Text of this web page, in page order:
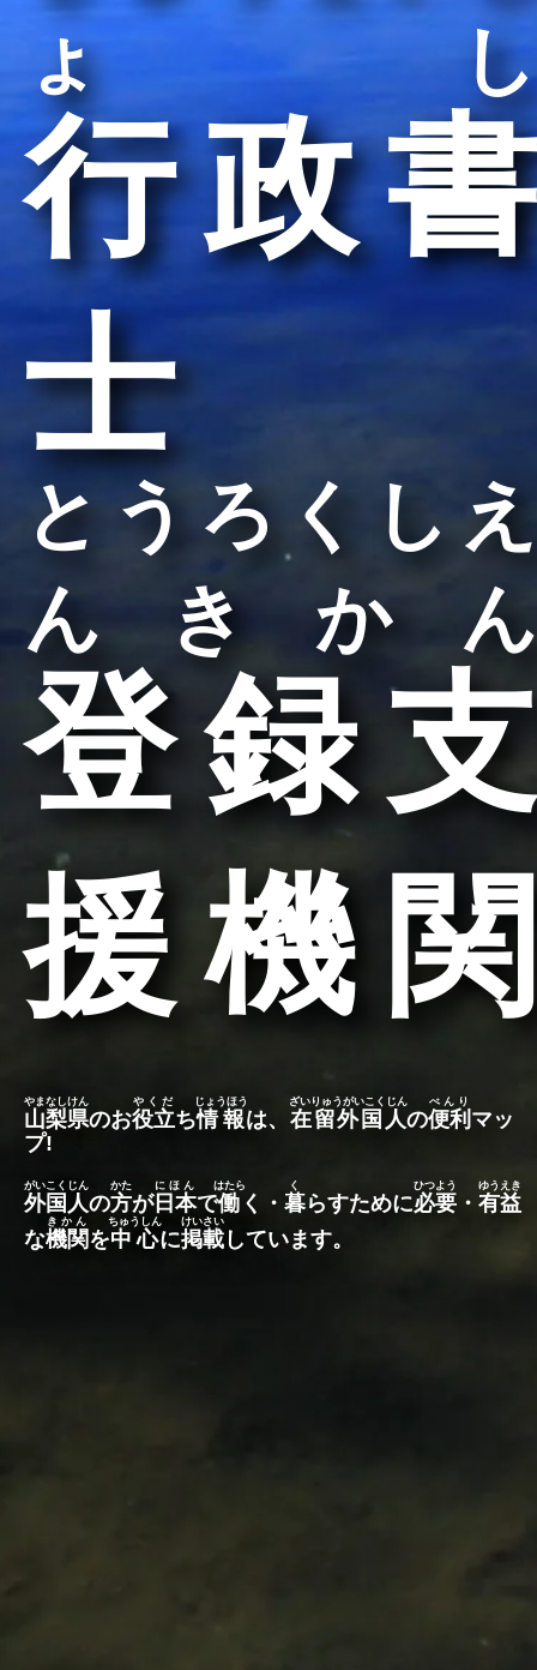
行政書
士
ょし
登録支
援機関
とうろくしえ
んきかん
山梨県
やまなしけん
のお役立
やくだ
ち情報
じょうほう
は、 在留外国人
ざいりゅうがいこくじん
の便利
べんり
マッ
プ!
外国人
がいこくじん
の方
かた
が日本
にほん
で働
はたら
く・ 暮
く
らすために必要
ひつよう
・ 有益
ゆうえき
な機関
きかん
を中心
ちゅうしん
に掲載
けいさい
しています。